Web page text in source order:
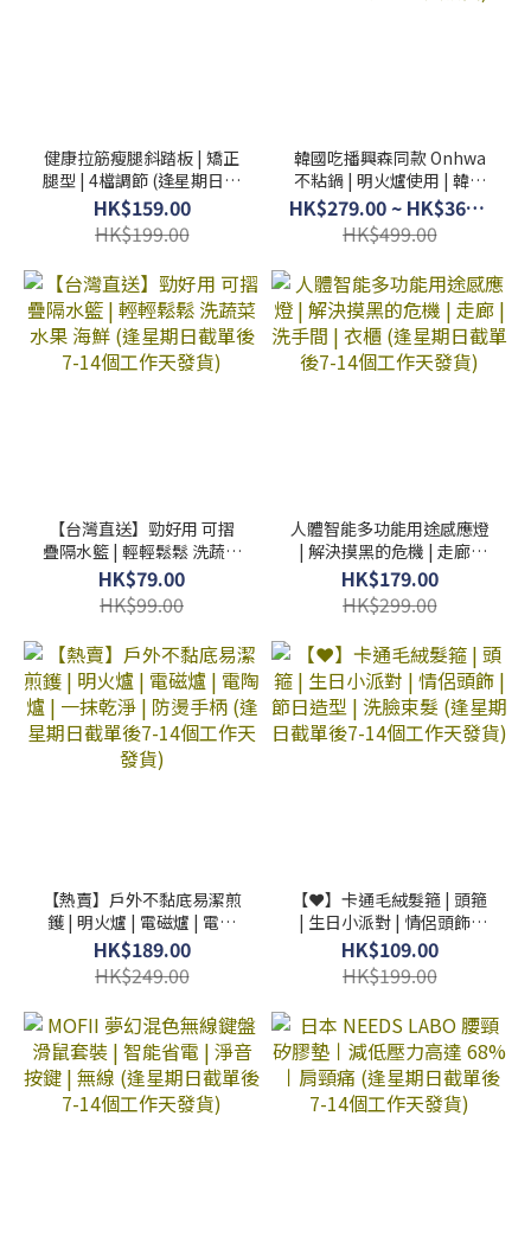
健康拉筋瘦腿斜踏板 | 矯正
腿型 | 4檔調節 (逢星期日截
單後7-14個工作天發貨)
HK$159.00
HK$199.00
韓國吃播興森同款 Onhwa
不粘鍋 | 明火爐使用 | 韓燒
| 露營 居家適用 (逢星期日
截單後7-14個工作天發貨)
HK$279.00 ~ HK$369.00
HK$499.00
【台灣直送】勁好用 可摺
疊隔水籃 | 輕輕鬆鬆 洗蔬菜
水果 海鮮 (逢星期日截單後
7-14個工作天發貨)
HK$79.00
HK$99.00
人體智能多功能用途感應燈
| 解決摸黑的危機 | 走廊 |
洗手間 | 衣櫃 (逢星期日截
單後7-14個工作天發貨)
HK$179.00
HK$299.00
【熱賣】戶外不黏底易潔煎
鑊 | 明火爐 | 電磁爐 | 電陶
爐 | 一抹乾淨 | 防燙手柄
(逢星期日截單後7-14個工
作天發貨)
HK$189.00
HK$249.00
【❤️】卡通毛絨髮箍 | 頭箍
| 生日小派對 | 情侶頭飾 |
節日造型 | 洗臉束髮 (逢星
期日截單後7-14個工作天
發貨)
HK$109.00
HK$199.00